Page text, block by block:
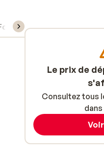
cours et matériel
Le prix de
Consultez tous